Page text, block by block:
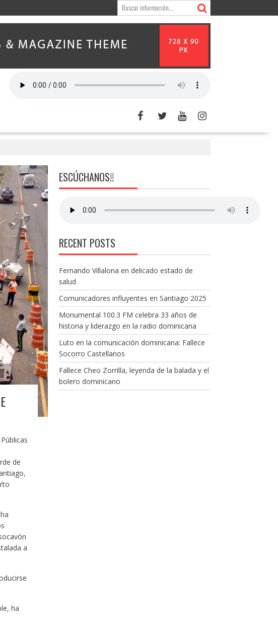
de
a
ha
ESCÚCHANOS!!
RECENT POSTS
Fernando Villalona en delicado estado de
salud
Comunicadores influyentes en Santiago 2025
Monumental 100.3 FM celebra 33 años de
historia y liderazgo en la radio dominicana
Luto en la comunicación dominicana: Fallece
Socorro Castellanos
Fallece Cheo Zorrilla, leyenda de la balada y el
bolero dominicano